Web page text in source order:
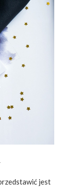
jest